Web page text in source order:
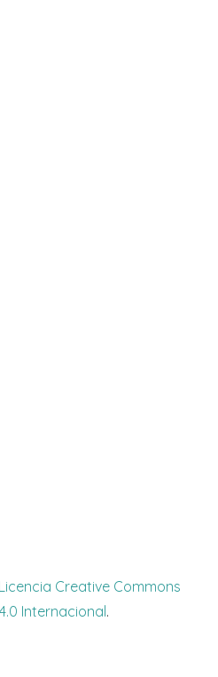
Licencia Creative Commons
Internacional.